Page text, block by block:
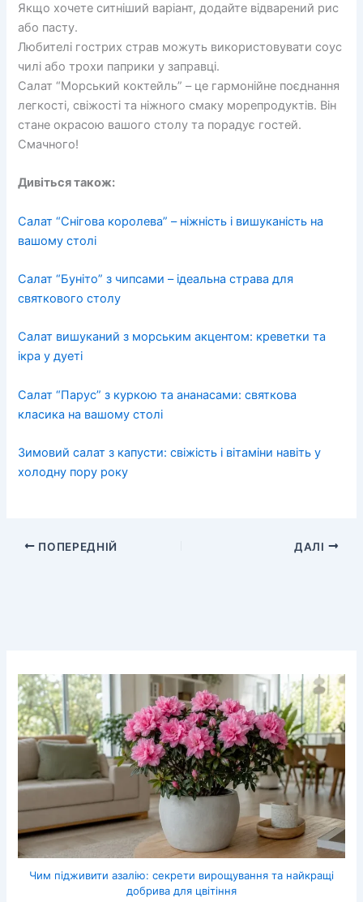
Якщо хочете ситніший варіант, додайте відварений рис
або пасту.
Любителі гострих страв можуть використовувати соус
чилі або трохи паприки у заправці.
Салат “Морський коктейль” – це гармонійне поєднання
легкості, свіжості та ніжного смаку морепродуктів. Він
стане окрасою вашого столу та порадує гостей.
Смачного!
Дивіться також:
Салат “Снігова королева” – ніжність і вишуканість на
вашому столі
Салат “Буніто” з чипсами – ідеальна страва для
святкового столу
Салат вишуканий з морським акцентом: креветки та
ікра у дуеті
Салат “Парус” з куркою та ананасами: святкова
класика на вашому столі
Зимовий салат з капусти: свіжість і вітаміни навіть у
холодну пору року
ПОПЕРЕДНІЙ ДАЛІ
Чим підживити азалію: секрети вирощування та найкращі
добрива для цвітіння